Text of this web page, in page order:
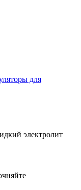
для
электролит